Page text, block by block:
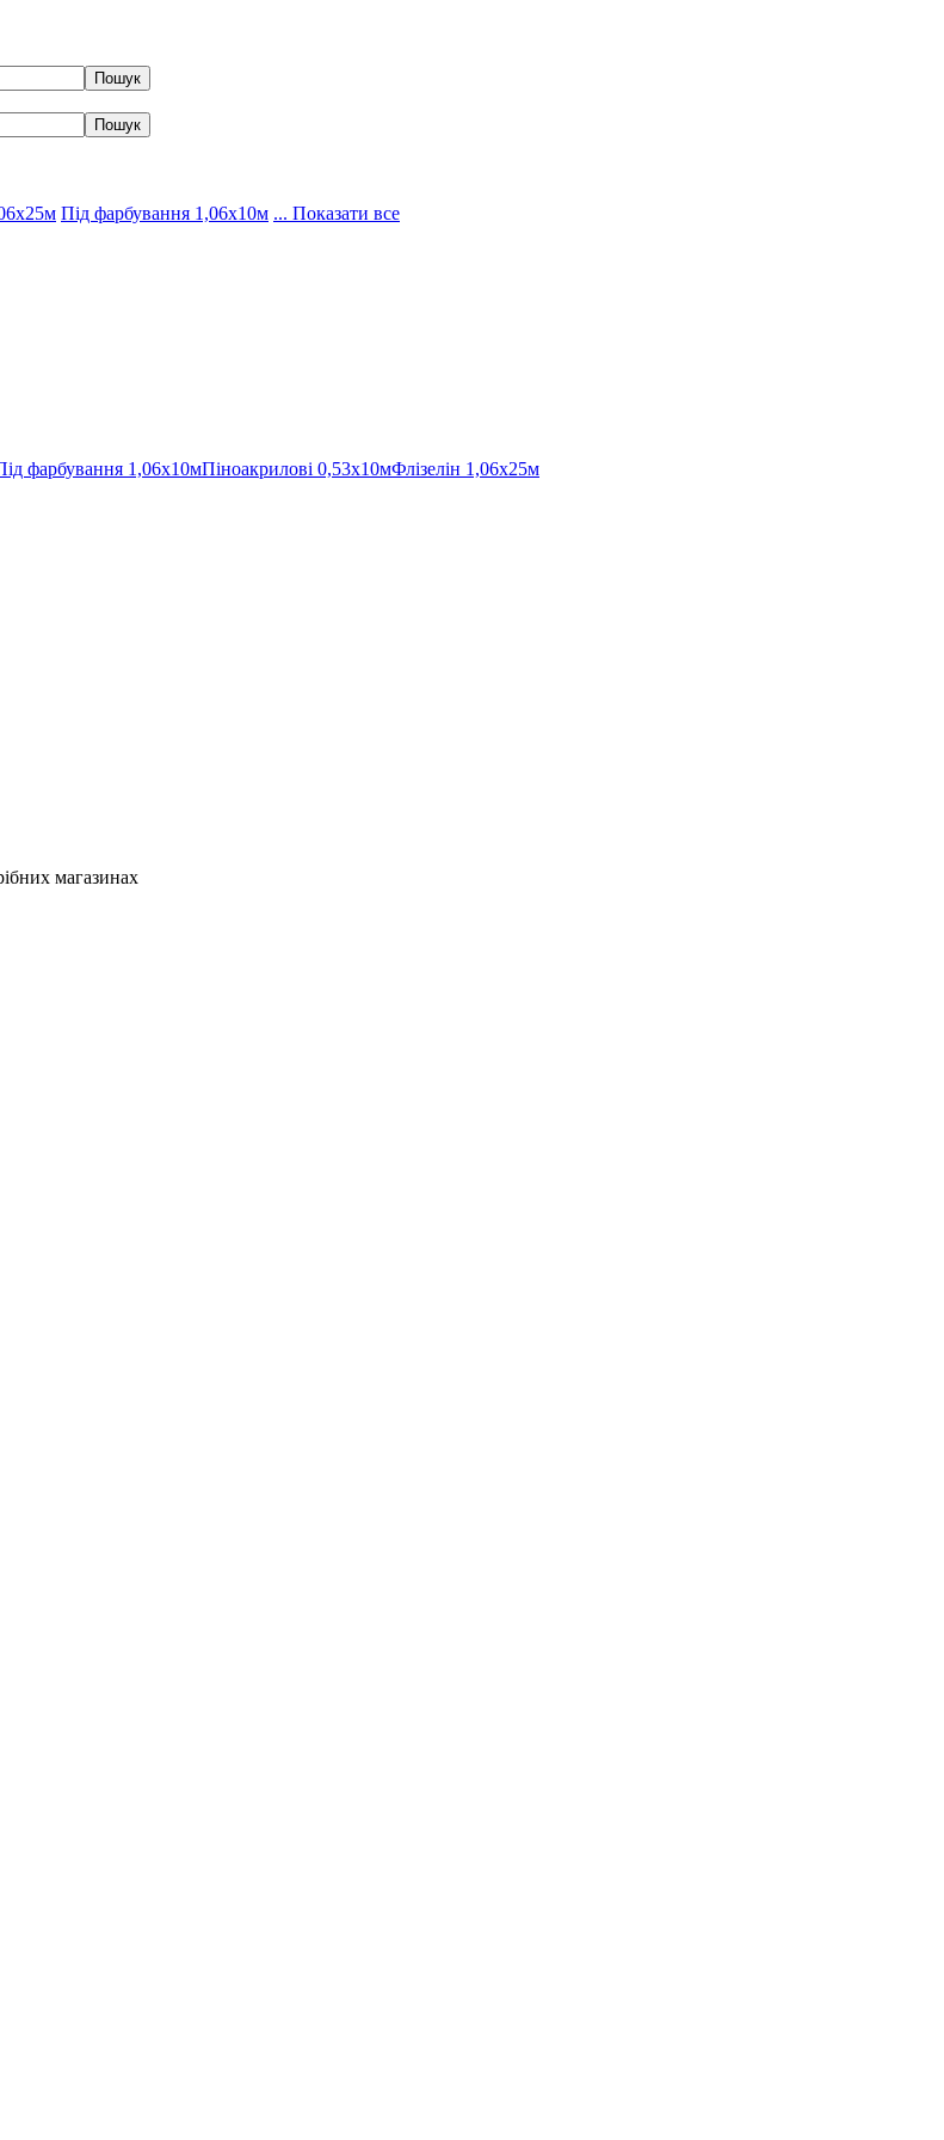
Під фарбування 1,06х10м ... Показати все
фарбування 1,06х10мПіноакрилові 0,53х10мФлізелін 1,06х25м
магазинах